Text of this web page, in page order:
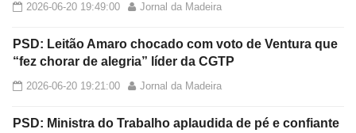
2026-06-20 19:49:00 Jornal da Madeira
PSD: Leitão Amaro chocado com voto de Ventura que
“fez chorar de alegria” líder da CGTP
2026-06-20 19:21:00 Jornal da Madeira
PSD: Ministra do Trabalho aplaudida de pé e confiante